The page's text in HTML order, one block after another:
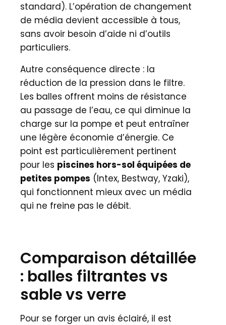
standard). L’opération de changement
de média devient accessible à tous,
sans avoir besoin d’aide ni d’outils
particuliers.
Autre conséquence directe : la
réduction de la pression dans le filtre.
Les balles offrent moins de résistance
au passage de l’eau, ce qui diminue la
charge sur la pompe et peut entraîner
une légère économie d’énergie. Ce
point est particulièrement pertinent
pour les piscines hors-sol équipées de
petites pompes (Intex, Bestway, Yzaki),
qui fonctionnent mieux avec un média
qui ne freine pas le débit.
Comparaison détaillée
: balles filtrantes vs
sable vs verre
Pour se forger un avis éclairé, il est